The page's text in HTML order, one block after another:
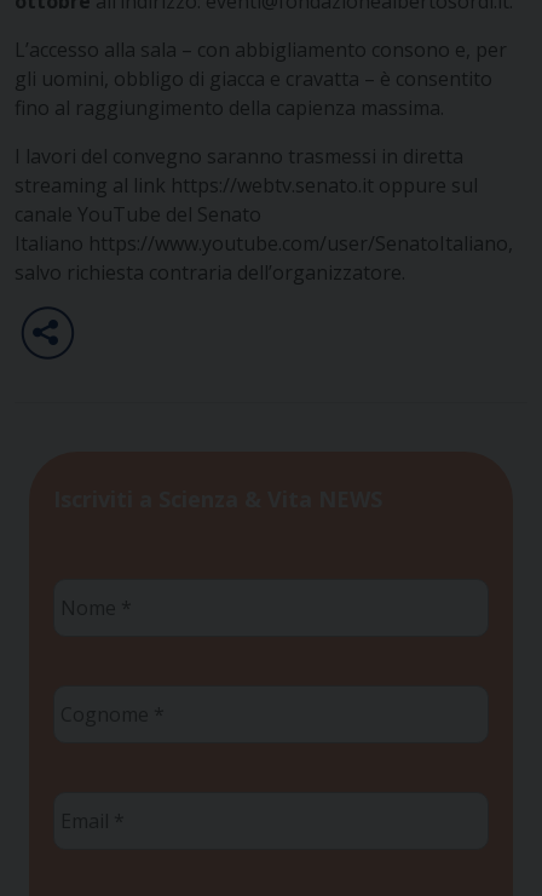
L’accesso alla sala – con abbigliamento consono e, per
gli uomini, obbligo di giacca e cravatta – è consentito
fino al raggiungimento della capienza massima.
I lavori del convegno saranno trasmessi in diretta
streaming al link https://webtv.senato.it oppure sul
canale YouTube del Senato
Italiano https://www.youtube.com/user/SenatoItaliano
salvo richiesta contraria dell’organizzatore.